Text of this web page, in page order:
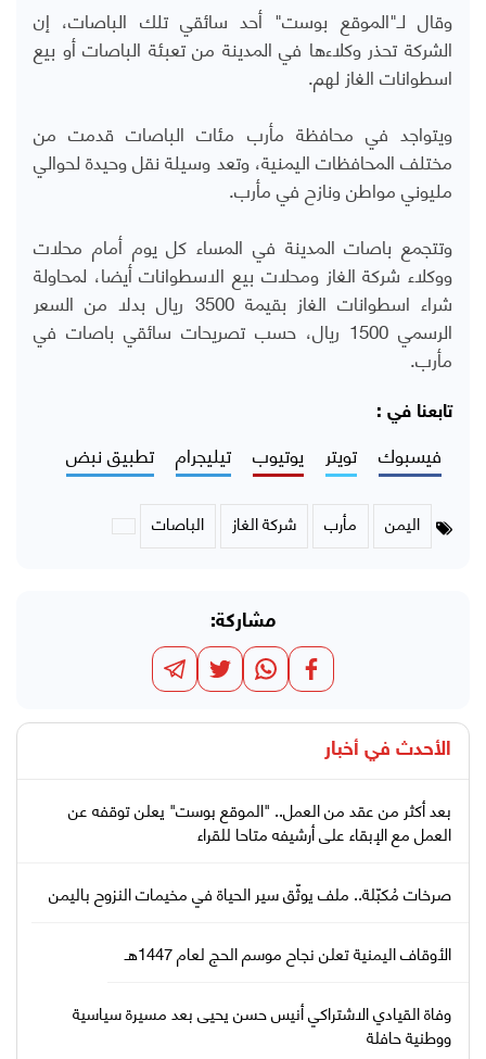
وقال لـ"الموقع بوست" أحد سائقي تلك الباصات، إن
الشركة تحذر وكلاءها في المدينة من تعبئة الباصات أو بيع
اسطوانات الغاز لهم.
ويتواجد في محافظة مأرب مئات الباصات قدمت من
مختلف المحافظات اليمنية، وتعد وسيلة نقل وحيدة لحوالي
مليوني مواطن ونازح في مأرب.
وتتجمع باصات المدينة في المساء كل يوم أمام محلات
ووكلاء شركة الغاز ومحلات بيع الاسطوانات أيضا، لمحاولة
شراء اسطوانات الغاز بقيمة 3500 ريال بدلا من السعر
الرسمي 1500 ريال، حسب تصريحات سائقي باصات في
مأرب.
تابعنا في :
فيسبوك تويتر يوتيوب تيليجرام تطبيق نبض
اليمن مأرب شركة الغاز الباصات
مشاركة:
الأحدث في أخبار
بعد أكثر من عقد من العمل.. "الموقع بوست" يعلن توقفه عن
العمل مع الإبقاء على أرشيفه متاحا للقراء
صرخات مُكبّلة.. ملف يوثّق سير الحياة في مخيمات النزوح باليمن
الأوقاف اليمنية تعلن نجاح موسم الحج لعام 1447هـ
وفاة القيادي الاشتراكي أنيس حسن يحيى بعد مسيرة سياسية
ووطنية حافلة